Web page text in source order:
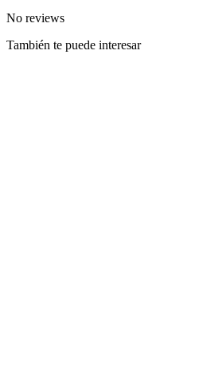
No reviews
También te puede interesar